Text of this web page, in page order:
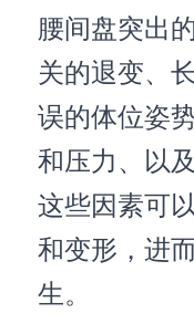
腰间盘突出
关的退变、
误的体位姿
和压力、以
这些因素可
和变形，进
生。